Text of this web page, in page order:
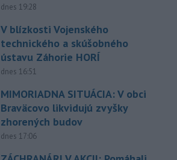
dnes 19:28
V blízkosti Vojenského
technického a skúšobného
ústavu Záhorie HORÍ
dnes 16:51
MIMORIADNA SITUÁCIA: V obci
Braväcovo likvidujú zvyšky
zhorených budov
dnes 17:06